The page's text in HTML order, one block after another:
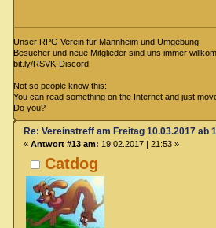
Unser RPG Verein für Mannheim und Umgebung.
Besucher und neue Mitglieder sind uns immer
bit.ly/RSVK-Discord
Not so people know this:
You can read something on the Internet and just
Do you?
Catdog
Re: Vereinstreff am Freitag 10.03.2017 ab
« Antwort #13 am: 19.02.2017 | 21:53 »